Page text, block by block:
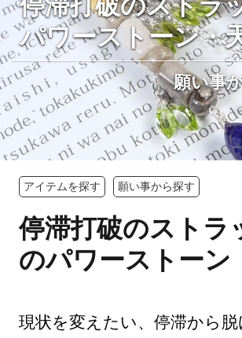
パワーストーン・
願い事
アイテムを探す 願い事から探す
停滞打破のストラ
のパワーストーン
現状を変えたい、停滞から